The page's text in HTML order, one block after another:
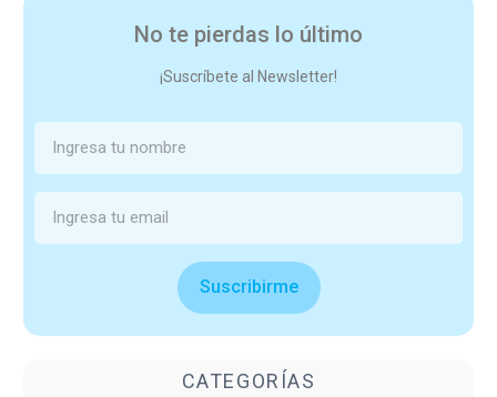
No te pierdas lo último
¡Suscríbete al Newsletter!
Suscribirme
CATEGORÍAS